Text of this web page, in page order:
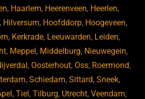
, Haarlem, Heerenveen, Heerlen,
, Hilversum, Hoofddorp, Hoogeveen,
, Kerkrade, Leeuwarden, Leiden,
, Meppel , Middelburg, Nieuwegein,
, Oosterhout, Oss, Roermond,
, Schiedam, Sittard, Sneek,
,Tiel ,Tilburg, Utrecht,Veendam,